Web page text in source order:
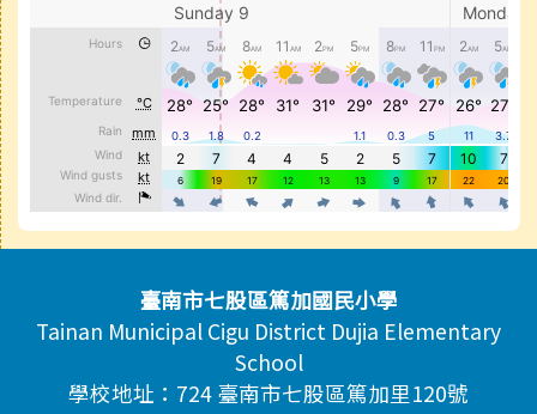
頁尾區域內容臺南市七股區篤加國民小學
Tainan Municipal Cigu District Dujia Elementary
School
學校地址：724 臺南市七股區篤加里120號